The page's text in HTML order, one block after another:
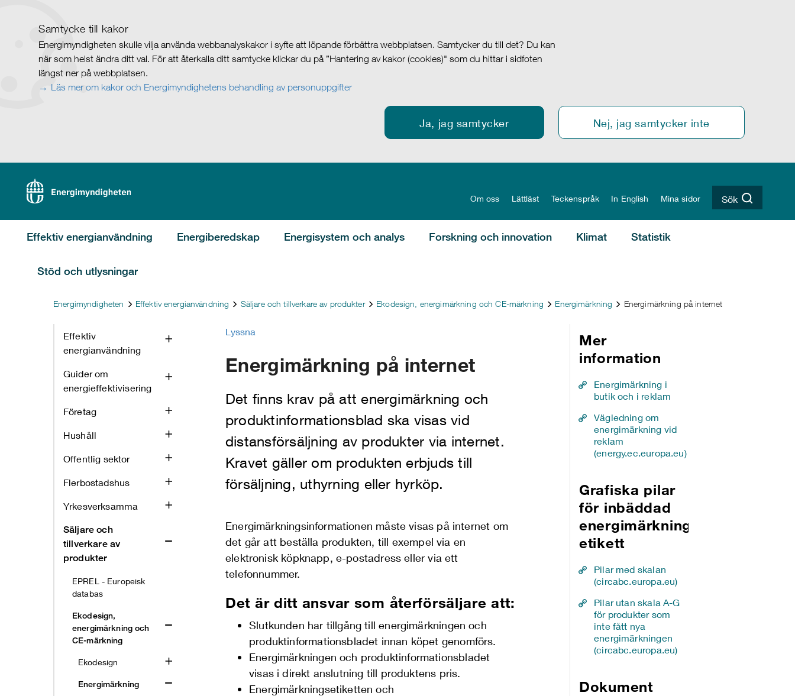
Samtycke till kakor
Energimyndigheten skulle vilja använda webbanalyskakor i syfte att löpande förbättra webbplatsen. Samtycker du till det? Du kan
när som helst ändra ditt val. För att återkalla ditt samtycke klickar du på ”Hantering av kakor (cookies)" som du hittar i sidfoten
längst ner på webbplatsen.
Läs mer om kakor och Energimyndighetens behandling av personuppgifter
Ja, jag samtycker Nej, jag samtycker inte
Om oss Lättläst Teckenspråk In English Mina sidor Sök
Effektiv energianvändning Energiberedskap Energisystem och analys Forskning och innovation Klimat Statistik
Stöd och utlysningar
Energimyndigheten Effektiv energianvändning Säljare och tillverkare av produkter Ekodesign, energimärkning och CE-märkning Energimärkning Energimärkning på internet
Effektiv
energianvändning
Guider om
energieffektivisering
Företag
Hushåll
Offentlig sektor
Flerbostadshus
Yrkesverksamma
Säljare och
tillverkare av
produkter
EPREL - Europeisk
databas
Ekodesign,
energimärkning och
CE-märkning
Ekodesign
Energimärkning
Lyssna
Energimärkning på internet
Det finns krav på att energimärkning och
produktinformationsblad ska visas vid
distansförsäljning av produkter via internet.
Kravet gäller om produkten erbjuds till
försäljning, uthyrning eller hyrköp.
Energimärkningsinformationen måste visas på internet om
det går att beställa produkten, till exempel via en
elektronisk köpknapp, e-postadress eller via ett
telefonnummer.
Det är ditt ansvar som återförsäljare att:
Slutkunden har tillgång till energimärkningen och
produktinformationsbladet innan köpet genomförs.
Energimärkningen och produktinformationsbladet
visas i direkt anslutning till produktens pris.
Energimärkningsetiketten och
Mer
information
Energimärkning i
butik och i reklam
Vägledning om
energimärkning vid
reklam
(energy.ec.europa.eu)
Grafiska pilar
för inbäddad
energimärknings-
etikett
Pilar med skalan
(circabc.europa.eu)
Pilar utan skala A-G
för produkter som
inte fått nya
energimärkningen
(circabc.europa.eu)
Dokument